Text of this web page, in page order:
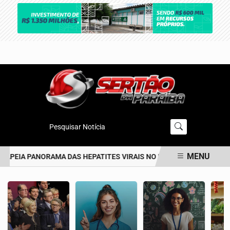
Pesquisar Notícia
PANORAMA DAS HEPATITES VIRAIS NO BRASIL NOS ÚLTIMOS
MENU